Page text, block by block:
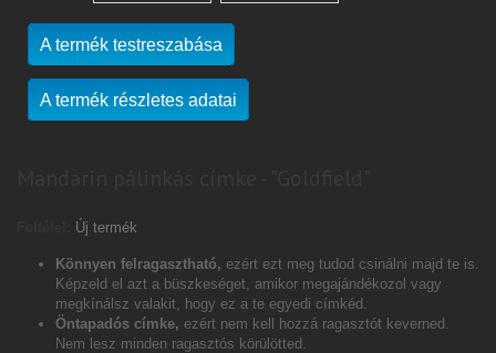
A termék testreszabása
A termék részletes adatai
Új termék
Könnyen felragasztható, ezért ezt meg tudod csinálni majd te is.
Képzeld el azt a büszkeséget, amikor megajándékozol vagy
megkínálsz valakit, hogy ez a te egyedi címkéd.
Öntapadós címke, ezért nem kell hozzá ragasztót keverned.
Nem lesz minden ragasztós körülötted.